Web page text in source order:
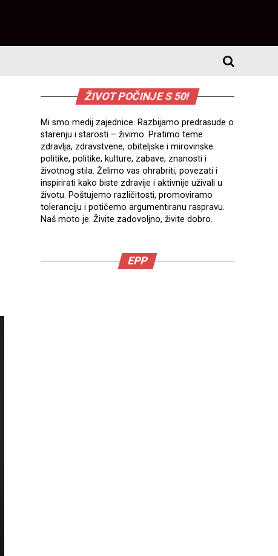
ŽIVOT POČINJE S 50!
Mi smo medij zajednice. Razbijamo predrasude o
starenju i starosti – živimo. Pratimo teme
zdravlja, zdravstvene, obiteljske i mirovinske
politike, politike, kulture, zabave, znanosti i
životnog stila. Želimo vas ohrabriti, povezati i
inspirirati kako biste zdravije i aktivnije uživali u
životu. Poštujemo različitosti, promoviramo
toleranciju i potičemo argumentiranu raspravu.
Naš moto je: Živite zadovoljno, živite dobro.
EPP